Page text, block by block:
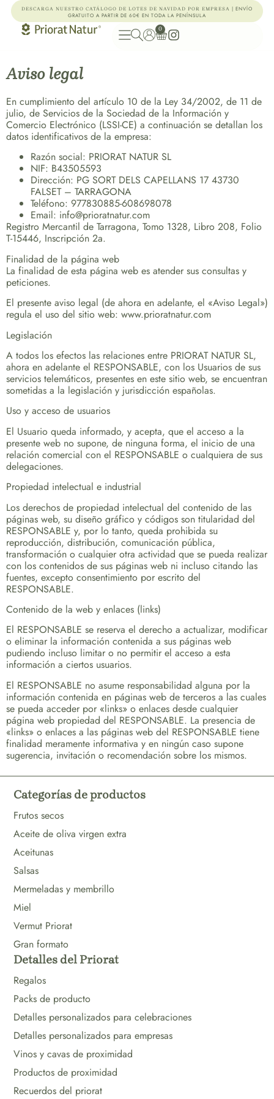
DESCARGA NUESTRO CATÁLOGO DE LOTES DE NAVIDAD POR EMPRESA | ENVÍO
GRATUITO A PARTIR DE 60€ EN TODA LA PENÍNSULA
0
Aviso legal
En cumplimiento del artículo 10 de la Ley 34/2002, de 11 de
julio, de Servicios de la Sociedad de la Información y
Comercio Electrónico (LSSI-CE) a continuación se detallan los
datos identificativos de la empresa:
Razón social: PRIORAT NATUR SL
NIF: B43505593
Dirección: PG SORT DELS CAPELLANS 17 43730
FALSET – TARRAGONA
Teléfono: 977830885-608698078
Email: info@prioratnatur.com
Registro Mercantil de Tarragona, Tomo 1328, Libro 208, Folio
T-15446, Inscripción 2a.
Finalidad de la página web
La finalidad de esta página web es atender sus consultas y
peticiones.
El presente aviso legal (de ahora en adelante, el «Aviso Legal»)
regula el uso del sitio web: www.prioratnatur.com
Legislación
A todos los efectos las relaciones entre PRIORAT NATUR SL,
ahora en adelante el RESPONSABLE, con los Usuarios de sus
servicios telemáticos, presentes en este sitio web, se encuentran
sometidas a la legislación y jurisdicción españolas.
Uso y acceso de usuarios
El Usuario queda informado, y acepta, que el acceso a la
presente web no supone, de ninguna forma, el inicio de una
relación comercial con el RESPONSABLE o cualquiera de sus
delegaciones.
Propiedad intelectual e industrial
Los derechos de propiedad intelectual del contenido de las
páginas web, su diseño gráfico y códigos son titularidad del
RESPONSABLE y, por lo tanto, queda prohibida su
reproducción, distribución, comunicación pública,
transformación o cualquier otra actividad que se pueda realizar
con los contenidos de sus páginas web ni incluso citando las
fuentes, excepto consentimiento por escrito del
RESPONSABLE.
Contenido de la web y enlaces (links)
El RESPONSABLE se reserva el derecho a actualizar, modificar
o eliminar la información contenida a sus páginas web
pudiendo incluso limitar o no permitir el acceso a esta
información a ciertos usuarios.
El RESPONSABLE no asume responsabilidad alguna por la
información contenida en páginas web de terceros a las cuales
se pueda acceder por «links» o enlaces desde cualquier
página web propiedad del RESPONSABLE. La presencia de
«links» o enlaces a las páginas web del RESPONSABLE tiene
finalidad meramente informativa y en ningún caso supone
sugerencia, invitación o recomendación sobre los mismos.
Categorías de productos
Frutos secos
Aceite de oliva virgen extra
Aceitunas
Salsas
Mermeladas y membrillo
Miel
Vermut Priorat
Gran formato
Detalles del Priorat
Regalos
Packs de producto
Detalles personalizados para celebraciones
Detalles personalizados para empresas
Vinos y cavas de proximidad
Productos de proximidad
Recuerdos del priorat